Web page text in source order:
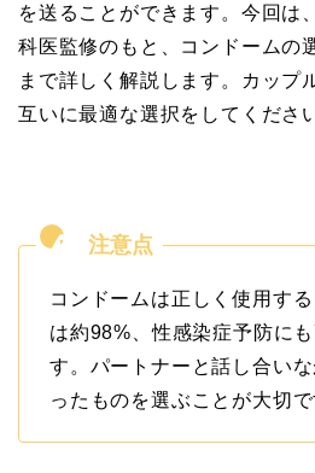
を送ることができます。今回は
科医監修のもと、コンドームの
まで詳しく解説します。カップ
互いに最適な選択をしてくださ
コンドームは正しく使用す
は約98%、性感染症予防に
す。パートナーと話し合い
ったものを選ぶことが大切で